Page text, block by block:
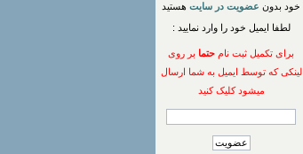
خود بدون عضویت در سایت هستید
لطفا ایمیل خود را وارد نمایید :
برای تکمیل ثبت نام حتما بر روی
لینکی که توسط ایمیل به شما ارسال
میشود کلیک کنید